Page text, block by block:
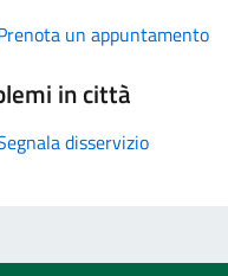
un appuntamento
in città
disservizio